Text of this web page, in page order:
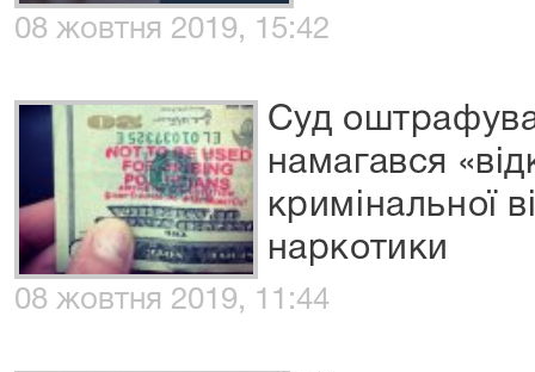
08 жовтня 2019, 15:42
Суд
намагався
кримінальної
наркотики
08 жовтня 2019, 11:44